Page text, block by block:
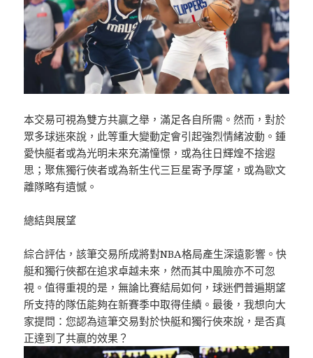
本交易可視為雙方共贏之舉，滿足各自所需。然而，對於
眾多球迷來說，此等重大變動定會引起強烈情緒波動。鍾
愛快艇者或為光明未來充滿憧憬，或為往日輝煌不捨遐
思；聚焦獨行俠者或為新生代三巨星寄予厚望，或為歐文
離隊略有遺憾。
總結與展望
綜合評估，該筆交易所成將對NBA格局產生深遠影響。快
艇和獨行俠都在追求卓越未來，然而其中風險亦不可忽
視。值得重視的是，無論比賽結局如何，球迷們普遍期望
所支持的隊伍能夠在新賽季中取得佳績。最後，我想向大
家提問：您認為這筆交易對於快艇和獨行俠來說，是否真
正達到了共贏的效果？